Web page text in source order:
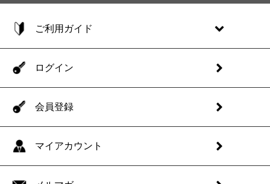
ご利用ガイド
ログイン
会員登録
マイアカウント